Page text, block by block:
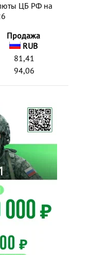
ЦБ РФ на
Продажа
RUB
81,41
94,06